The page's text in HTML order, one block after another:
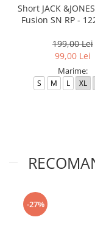
Short JACK
Fusion SN RP -
199,00 Lei
99,00 Lei
Marime:
S M L XL
-27%